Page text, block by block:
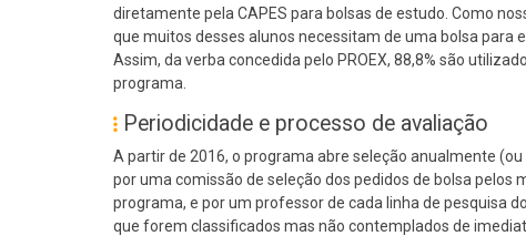
diretamente pela CAPES para bolsas de estudo. Como
que muitos desses alunos necessitam de uma bolsa para
Assim, da verba concedida pelo PROEX, 88,8% são
programa.
Periodicidade e processo de avaliação
A partir de 2016, o programa abre seleção anualmente
por uma comissão de seleção dos pedidos de bolsa pelos
programa, e por um professor de cada linha de pesquisa
que forem classificados mas não contemplados de